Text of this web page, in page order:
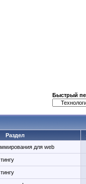
Быстрый
Раздел
для web